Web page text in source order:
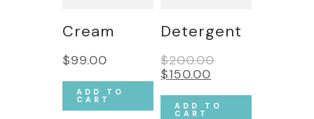
Cream
$99.00
ADD TO
CART
Detergent
$200.00
$150.00
ADD TO
CART